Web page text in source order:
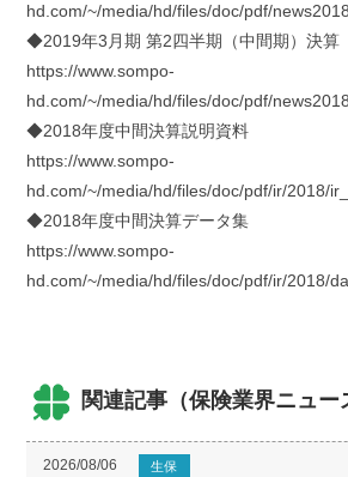
hd.com/~/media/hd/files/doc/pdf/
◆2019年3月期 第2四半期（中間期）決
https://www.sompo-
hd.com/~/media/hd/files/doc/pdf/
◆2018年度中間決算説明資料
https://www.sompo-
hd.com/~/media/hd/files/doc/pdf/ir/2018/
◆2018年度中間決算データ集
https://www.sompo-
hd.com/~/media/hd/files/doc/pdf/ir/2018/
関連記事（保険業界ニュー
2026/08/06 生保